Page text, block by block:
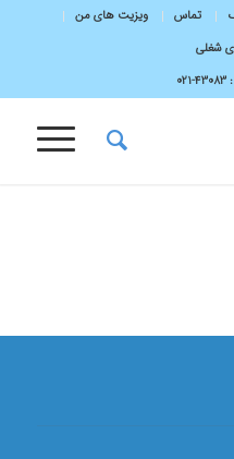
تماس
ویزیت های من
شغلی
:43083-۰۲۱